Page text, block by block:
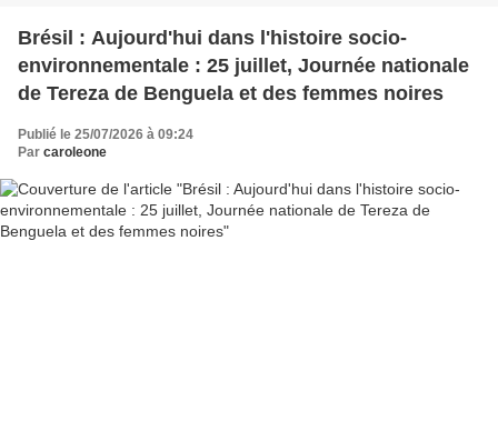
Brésil : Aujourd'hui dans l'histoire socio-
environnementale : 25 juillet, Journée nationale
de Tereza de Benguela et des femmes noires
Publié le 25/07/2026 à 09:24
Par caroleone